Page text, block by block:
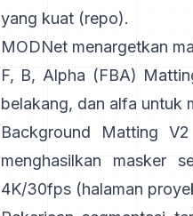
yang kuat (repo).
MODNetmenargetkan
F, B, Alpha (FBA)
belakang, dan alfa untuk
Background Matting V2
menghasilkan masker
4K/30fps (halaman